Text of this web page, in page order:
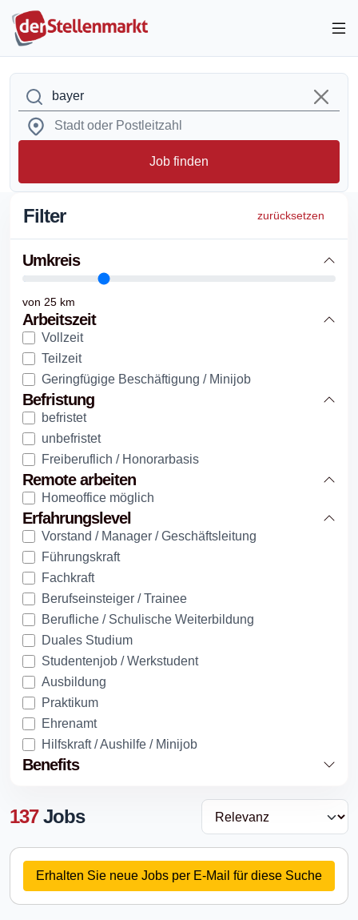
Job finden
Filter zurücksetzen
Umkreis
von 25 km
Arbeitszeit
Vollzeit
Teilzeit
Geringfügige Beschäftigung / Minijob
Befristung
befristet
unbefristet
Freiberuflich / Honorarbasis
Remote arbeiten
Homeoffice möglich
Erfahrungslevel
Vorstand / Manager / Geschäftsleitung
Führungskraft
Fachkraft
Berufseinsteiger / Trainee
Berufliche / Schulische Weiterbildung
Duales Studium
Studentenjob / Werkstudent
Ausbildung
Praktikum
Ehrenamt
Hilfskraft / Aushilfe / Minijob
Benefits
137Jobs
Erhalten Sie neue Jobs per E-Mail für diese Suche